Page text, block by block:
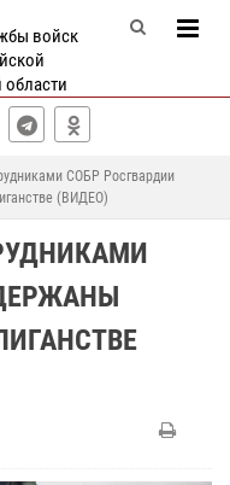
войск
СОБР Росгвардии
(ВИДЕО)